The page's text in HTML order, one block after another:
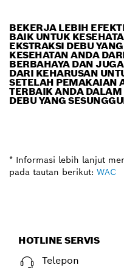
BEKERJA LEBIH
BAIK UNTUK
EKSTRAKSI DEBU
KESEHATAN ANDA
BERBAHAYA DAN
DARI KEHARUSAN
SETELAH PEMAKAIAN
TERBAIK ANDA
DEBU YANG
* Informasi lebih lanjut
pada tautan berikut: WAC
HOTLINE SERVIS
Telepon